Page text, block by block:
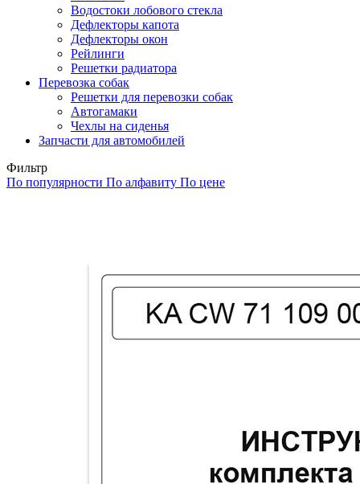
Водостоки лобового стекла
Дефлекторы капота
Дефлекторы окон
Рейлинги
Решетки радиатора
Перевозка собак
Решетки для перевозки собак
Автогамаки
Чехлы на сиденья
Запчасти для автомобилей
Фильтр
По популярности По алфавиту По цене